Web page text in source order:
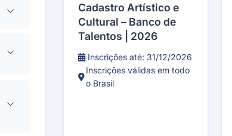
Cadastro Artístico e
Cultural – Banco de
Talentos | 2026
Inscrições até: 31/12/2026
Inscrições válidas em todo
o Brasil